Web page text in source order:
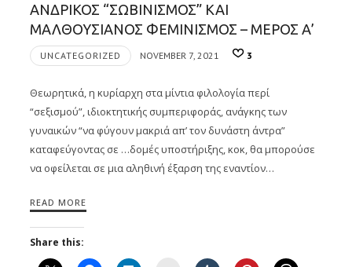
ΑΝΔΡΙΚΟΣ “ΣΩΒΙΝΙΣΜΟΣ” ΚΑΙ
ΜΑΛΘΟΥΣΙΑΝΟΣ ΦΕΜΙΝΙΣΜΟΣ – ΜΕΡΟΣ Α’
UNCATEGORIZED NOVEMBER 7, 2021 3
Θεωρητικά, η κυρίαρχη στα μίντια φιλολογία περί
“σεξισμού”, ιδιοκτητικής συμπεριφοράς, ανάγκης των
γυναικών “να φύγουν μακριά απ’ τον δυνάστη άντρα”
καταφεύγοντας σε …δομές υποστήριξης, κοκ, θα μπορούσε
να οφείλεται σε μια αληθινή έξαρση της εναντίον…
READ MORE
Share this: